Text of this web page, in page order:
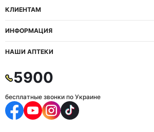
КЛИЕНТАМ
ИНФОРМАЦИЯ
НАШИ АПТЕКИ
5900
бесплатные звонки по Украине